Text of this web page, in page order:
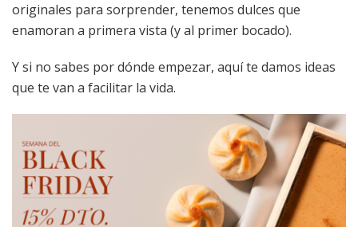
originales para sorprender, tenemos dulces que
enamoran a primera vista (y al primer bocado).
Y si no sabes por dónde empezar, aquí te damos ideas
que te van a facilitar la vida.